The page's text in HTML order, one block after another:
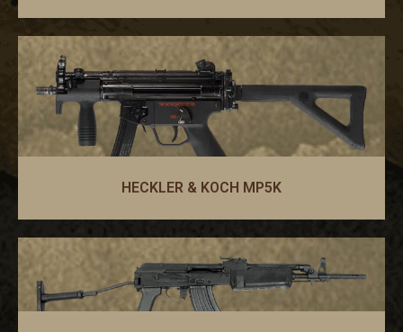
HECKLER & KOCH MP5K